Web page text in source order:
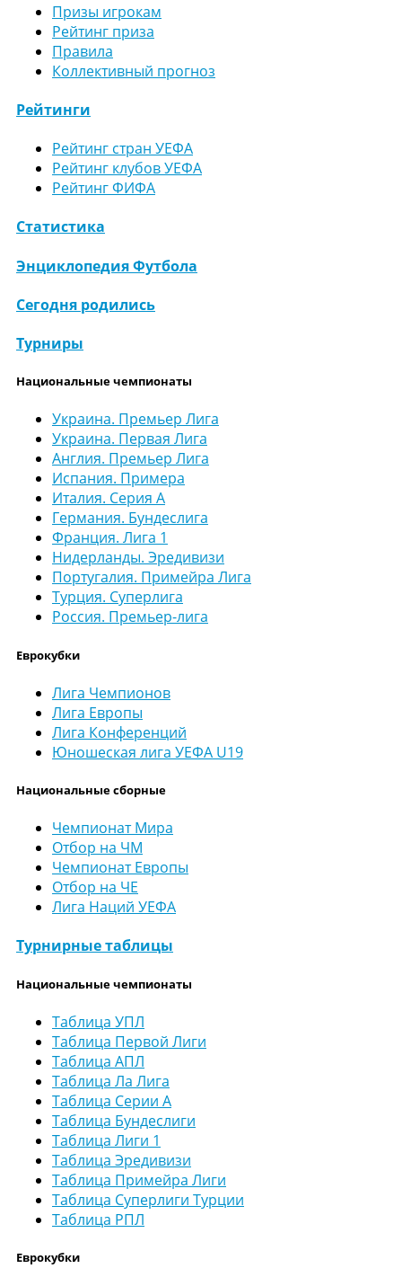
Призы игрокам
Рейтинг приза
Правила
Коллективный прогноз
Рейтинги
Рейтинг стран УЕФА
Рейтинг клубов УЕФА
Рейтинг ФИФА
Статистика
Энциклопедия Футбола
Сегодня родились
Турниры
Национальные чемпионаты
Украина. Премьер Лига
Украина. Первая Лига
Англия. Премьер Лига
Испания. Примера
Италия. Серия А
Германия. Бундеслига
Франция. Лига 1
Нидерланды. Эредивизи
Португалия. Примейра Лига
Турция. Суперлига
Россия. Премьер-лига
Еврокубки
Лига Чемпионов
Лига Европы
Лига Конференций
Юношеская лига УЕФА U19
Национальные сборные
Чемпионат Мира
Отбор на ЧМ
Чемпионат Европы
Отбор на ЧЕ
Лига Наций УЕФА
Турнирные таблицы
Национальные чемпионаты
Таблица УПЛ
Таблица Первой Лиги
Таблица АПЛ
Таблица Ла Лига
Таблица Серии А
Таблица Бундеслиги
Таблица Лиги 1
Таблица Эредивизи
Таблица Примейра Лиги
Таблица Суперлиги Турции
Таблица РПЛ
Еврокубки